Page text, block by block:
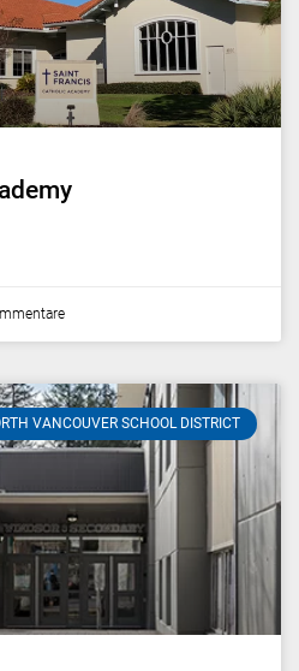
VANCOUVER SCHOOL DISTRICT